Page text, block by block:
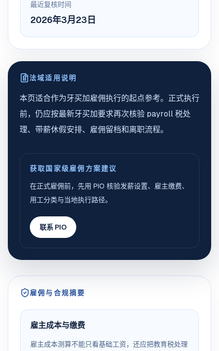
最近复核时间
2026年3月23日
法域适用说明
本页适合作为牙买加雇佣执行的起点参考。正式执行
前，仍应按最新牙买加要求再次核验 payroll 税处
理、带薪休假安排、雇佣留档和离职流程。
获取国家级雇佣方案建议
在正式雇佣前，先用 PIO 核验发薪设置、雇主缴费、
用工分类与当地执行路径。
联系 PIO
雇佣与合规摘要
雇主成本与缴费
雇主成本测算不能只看基础工资，还应把教育税处理